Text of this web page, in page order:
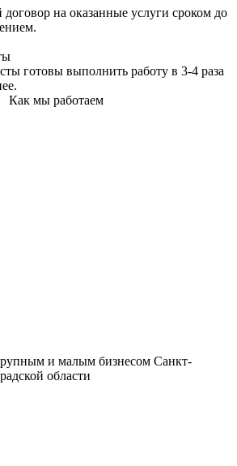
на оказанные услуги сроком до
готовы выполнить работу в 3-4 раза
Как мы работаем
и малым бизнесом Санкт-
области